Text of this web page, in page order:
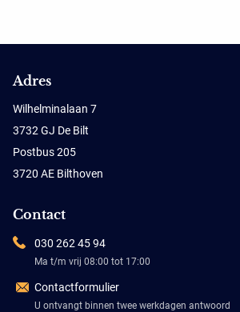
Adres
Wilhelminalaan 7
3732 GJ De Bilt
Postbus 205
3720 AE Bilthoven
Contact
030 262 45 94
Ma t/m vrij 08:00 tot 17:00
Contactformulier
U ontvangt binnen twee werkdagen antwoord